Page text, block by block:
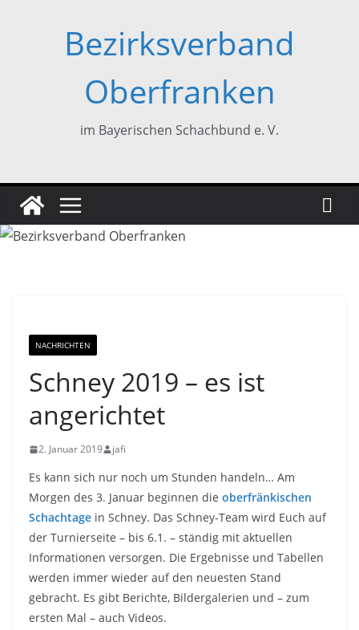
Bezirksverband
Oberfranken
im Bayerischen Schachbund e. V.
NACHRICHTEN
Schney 2019 – es ist
angerichtet
2. Januar 2019 jafi
Es kann sich nur noch um Stunden handeln… Am
Morgen des 3. Januar beginnen die oberfränkischen
Schachtage in Schney. Das Schney-Team wird Euch auf
der Turnierseite – bis 6.1. – ständig mit aktuellen
Informationen versorgen. Die Ergebnisse und Tabellen
werden immer wieder auf den neuesten Stand
gebracht. Es gibt Berichte, Bildergalerien und – zum
ersten Mal – auch Videos.